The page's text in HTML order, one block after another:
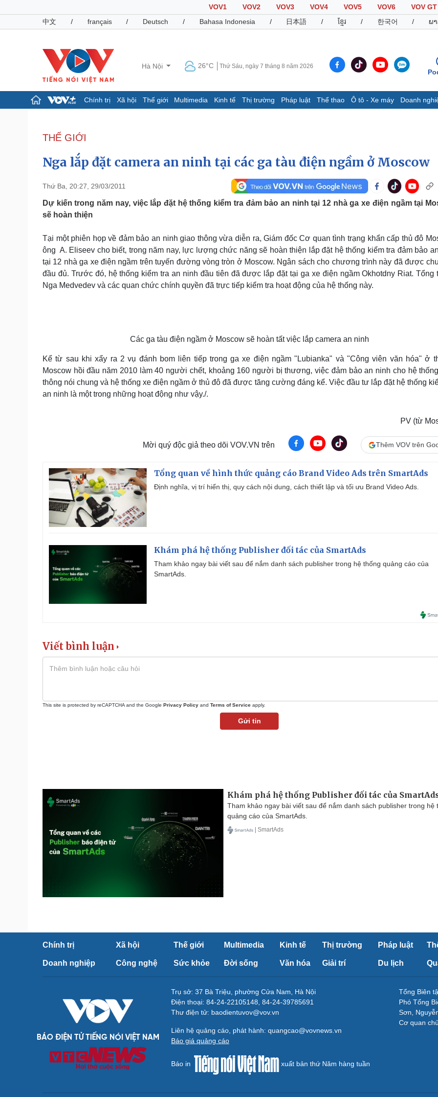
VOV1 VOV2 VOV3 VOV4 VOV5 VOV6
VOV GT
中文
/ français / Deutsch / Bahasa Indonesia / 日本語 / ខ្មែរ / 한국어 / ພ
Hà Nội 26°C Thứ Sáu, ngày 7 tháng 8 năm 2026
Chính trị Xã hội Thế giới Multimedia Kinh tế Thị trường Pháp luật Thể thao Ô tô - Xe máy Doanh
Đảng
Tổ chức nhân sự
Nhận diện sự thật
Dấu ấn VOV
E-Magazine
Infographic
Pháp luật
Vụ án
Tư vấn luật
Quân sự - Quốc phòng
Phân tích
Thể thao
Thế giới thể thao
eSports
Hậu trường
Ô tô - Xe máy
Tư vấn
Sức khỏe
Dinh dưỡng - món ngon
Ăn sạch sống khỏe
Đời sống
Nhà đẹp
Văn hóa
Sân khấu - Điện ảnh
Giải trí
Nghệ sĩ
Cải chính
THẾ GIỚI
Nga lắp đặt camera an ninh tại các ga tàu điện ngầm ở Moscow
Thứ Ba, 20:27, 29/03/2011
Dự kiến trong năm nay, việc lắp đặt hệ thống kiểm tra đảm bảo an ninh tại 12 nhà ga xe điện ngầm tại
sẽ hoàn thiện
Tại một phiên họp về đảm bảo an ninh giao thông vừa diễn ra, Giám đốc Cơ quan tình trạng khẩn cấp thủ đô
ông A. Eliseev cho biết, trong năm nay, lực lượng chức năng sẽ hoàn thiện lắp đặt hệ thống kiểm tra đảm bảo
tại 12 nhà ga xe điện ngầm trên tuyến đường vòng tròn ở Moscow. Ngân sách cho chương trình này đã được
đầu đủ. Trước đó, hệ thống kiểm tra an ninh đầu tiên đã được lắp đặt tại ga xe điện ngầm Okhotdny Riat. Tổng
Nga Medvedev và các quan chức chính quyền đã trực tiếp kiểm tra hoạt động của hệ thống này.
Các ga tàu điện ngầm ở Moscow sẽ hoàn tất việc lắp camera an ninh
Kể từ sau khi xẩy ra 2 vụ đánh bom liên tiếp trong ga xe điện ngầm "Lubianka" và "Công viên văn hóa" ở
Moscow hồi đầu năm 2010 làm 40 người chết, khoảng 160 người bị thương, việc đảm bảo an ninh cho hệ
thông nói chung và hệ thống xe điện ngầm ở thủ đô đã được tăng cường đáng kể. Việc đầu tư lắp đặt hệ thống
an ninh là một trong những hoạt động như vậy./.
PV (từ
Mời quý độc giả theo dõi VOV.VN trên Thêm VOV trên
Tổng quan về hình thức quảng cáo Brand Video Ads trên SmartAds
Định nghĩa, vị trí hiển thị, quy cách nội dung, cách thiết lập và tối ưu Brand Video Ads.
Khám phá hệ thống Publisher đối tác của SmartAds
Tham khảo ngay bài viết sau để nắm danh sách publisher trong hệ thống quảng cáo của
SmartAds.
Viết bình luận
This site is protected by reCAPTCHA and the Google Privacy Policy and Terms of Service apply.
Gửi tin
Khám phá hệ thống Publisher đối tác của
Tham khảo ngay bài viết sau để nắm danh sách publisher trong hệ
quảng cáo của SmartAds.
| SmartAds
Chính trị Xã hội Thế giới Multimedia Kinh tế Thị trường Pháp luật
Doanh nghiệp Công nghệ Sức khỏe Đời sống Văn hóa Giải trí Du lịch
BÁO ĐIỆN TỬ TIẾNG NÓI VIỆT NAM
Trụ sở: 37 Bà Triệu, phường Cửa Nam, Hà Nội
Điện thoại: 84-24-22105148, 84-24-39785691
Thư điện tử: baodientuvov@vov.vn
Liên hệ quảng cáo, phát hành: quangcao@vovnews.vn
Báo giá quảng cáo
Báo in xuất bản thứ Năm hàng tuần
Tổng Biên
Phó Tổng
Sơn,
Cơ quan